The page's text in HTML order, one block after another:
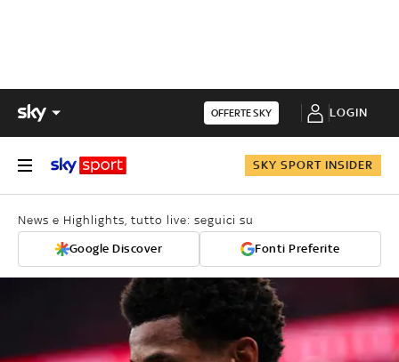
OFFERTE SKY LOGIN
SKY SPORT INSIDER
News e Highlights, tutto live: seguici su
Google Discover Fonti Preferite